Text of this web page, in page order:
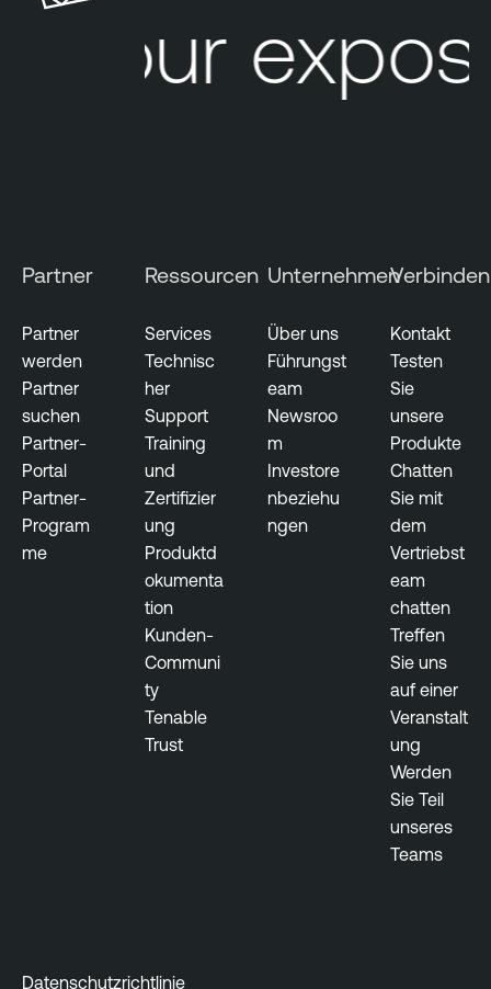
E
p
o
s
u
r
e
Your
Partner
Partner
werden
Partner
suchen
Partner-
Portal
Partner-
Program
me
Ressourcen
Services
Technisc
her
Support
Training
und
Zertifizier
ung
Produktd
okumenta
tion
Kunden-
Communi
ty
Tenable
Trust
Unternehmen
Über uns
Führungst
eam
Newsroo
m
Investore
nbeziehu
ngen
Verbinden
Kontakt
Testen
Sie
unsere
Produkte
Chatten
Sie mit
dem
Vertriebst
eam
chatten
Treffen
Sie uns
auf einer
Veranstalt
ung
Werden
Sie Teil
unseres
Teams
Datenschutzrichtlinie